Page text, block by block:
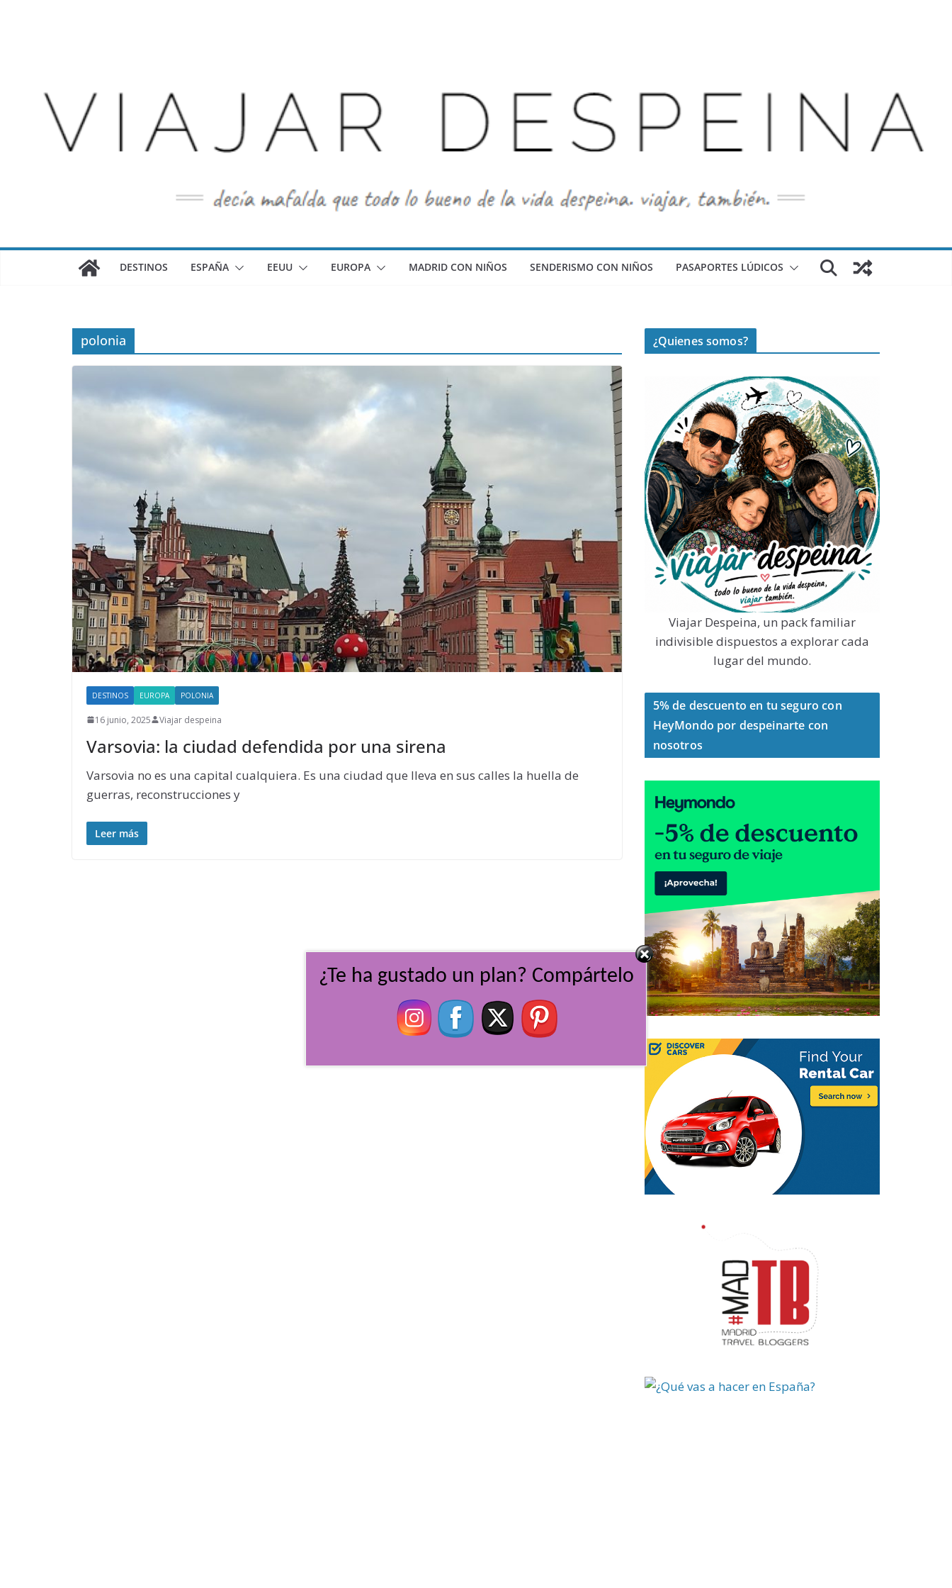
DESTINOS ESPAÑA EEUU EUROPA MADRID CON NIÑOS SENDERISMO CON NIÑOS PASAPORTES LÚDICOS
polonia
DESTINOS EUROPA POLONIA
16 junio, 2025 Viajar despeina
Varsovia: la ciudad defendida por una sirena
Varsovia no es una capital cualquiera. Es una ciudad que lleva en sus calles la huella de
guerras, reconstrucciones y
Leer más
¿Quienes somos?
Viajar Despeina, un pack familiar
indivisible dispuestos a explorar cada
lugar del mundo.
5% de descuento en tu seguro con
HeyMondo por despeinarte con
nosotros
¿Te ha gustado un plan? Compártelo